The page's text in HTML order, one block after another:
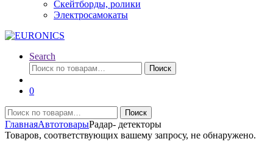
Скейтборды, ролики
Электросамокаты
Search
Искать:
Поиск
0
Искать:
Поиск
ГлавнаяАвтотоварыРадар- детекторы
Товаров, соответствующих вашему запросу, не обнаружено.